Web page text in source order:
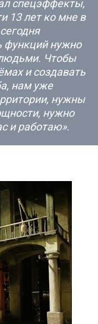
спецэффекты,
13 лет ко мне в
функций нужно
Чтобы
и создавать
нам уже
нужны
нужно
и работаю».